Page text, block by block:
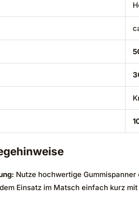
Nutze hochwertige
Einsatz im Matsch einfach kurz